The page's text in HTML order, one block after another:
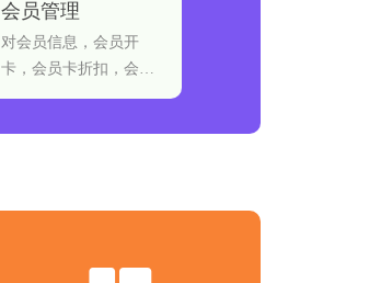
会员管理
对会员信息，会员开
卡，会员卡折扣，会员
卡积分等进行设置和管